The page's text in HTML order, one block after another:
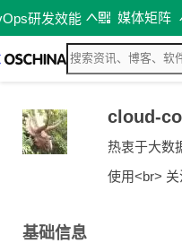
研发效能 媒体矩阵
cloud-
热衷于大数
使用<br>
基础信息